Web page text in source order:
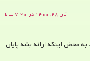
آبان ۲۸, ۱۴۰۰ در ۷:۲۰ ب.ظ
محض اینکه ارائه بشه پایان